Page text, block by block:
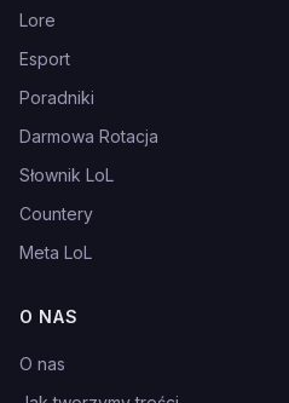
Lore
Esport
Poradniki
Darmowa Rotacja
Słownik LoL
Countery
Meta LoL
O NAS
O nas